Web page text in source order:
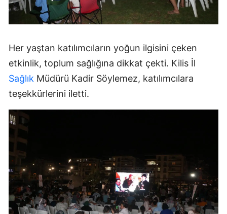
Her yaştan katılımcıların yoğun ilgisini çeken
etkinlik, toplum sağlığına dikkat çekti. Kilis İl
Sağlık Müdürü Kadir Söylemez, katılımcılara
teşekkürlerini iletti.